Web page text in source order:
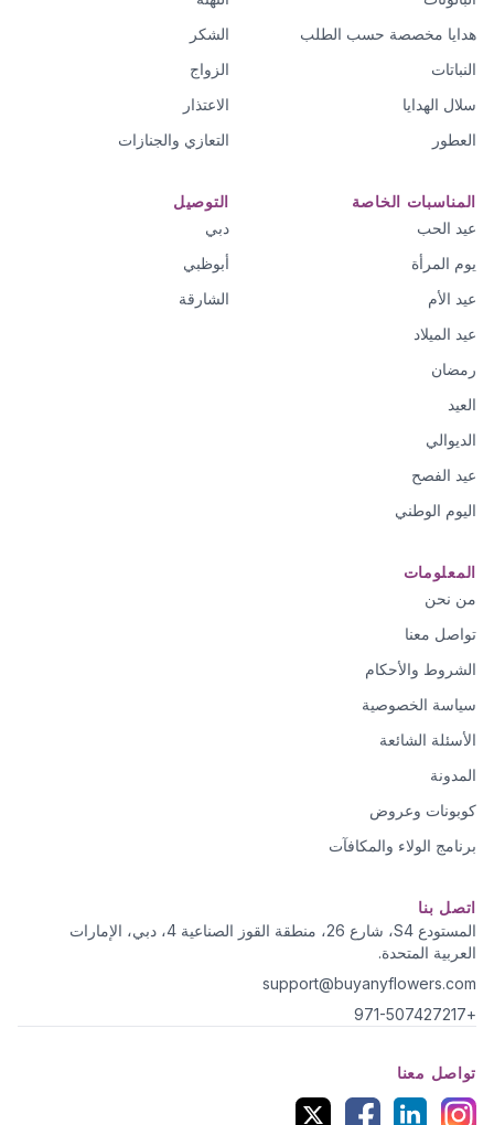
هدايا مخصصة حسب الطلب
النباتات
سلال الهدايا
العطور
الشكر
الزواج
الاعتذار
التعازي والجنازات
المناسبات الخاصة
عيد الحب
يوم المرأة
عيد الأم
عيد الميلاد
رمضان
العيد
الديوالي
عيد الفصح
اليوم الوطني
التوصيل
دبي
أبوظبي
الشارقة
المعلومات
من نحن
تواصل معنا
الشروط والأحكام
سياسة الخصوصية
الأسئلة الشائعة
المدونة
كوبونات وعروض
برنامج الولاء والمكافآت
اتصل بنا
المستودع S4، شارع 26، منطقة القوز الصناعية 4، دبي، الإمارات
العربية المتحدة.
support@buyanyflowers.com
+971-507427217
تواصل معنا